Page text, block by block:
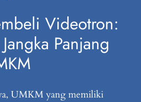
Videotron:
Panjang
UMKM yang memiliki